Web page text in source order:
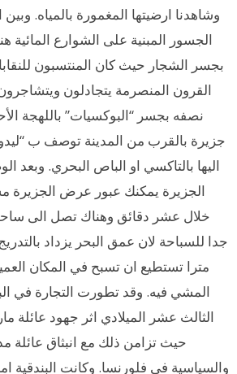
الجسور المبنية على الشوارع
بجسر الشجار حيث كان المنتسبون
القرون المنصرمة يتجادلون
نصفه بجسر “البوكسيات” باللهجة
جزيرة بالقرب من المدينة توصف ب
اليها بالتاكسي او الباص البحري. وبعد
الجزيرة يمكنك عبور عرض الجزيرة
خلال عشر دقائق وهناك تصل الى
جدا للسباحة لان عمق البحر يزداد
مترا تستطيع ان تسبح في المكان
المشي فيه. وقد تطورت التجارة في
الثالث عشر الميلادي اثر جهود عائلة
حيث تزامن ذلك مع انبثاق عائلة
والسياسية في فلورنسا. وكانت البندقية